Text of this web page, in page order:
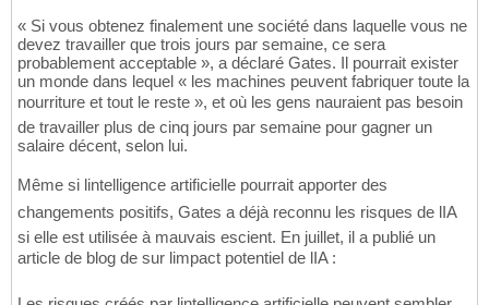
« Si vous obtenez finalement une société dans laquelle vous ne
devez travailler que trois jours par semaine, ce sera
probablement acceptable », a déclaré Gates. Il pourrait exister
un monde dans lequel « les machines peuvent fabriquer toute la
nourriture et tout le reste », et où les gens nauraient pas besoin
de travailler plus de cinq jours par semaine pour gagner un
salaire décent, selon lui.
Même si lintelligence artificielle pourrait apporter des
changements positifs, Gates a déjà reconnu les risques de lIA
si elle est utilisée à mauvais escient. En juillet, il a publié un
article de blog de sur limpact potentiel de lIA :